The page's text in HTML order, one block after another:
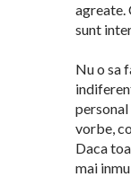
agreate.
sunt
Nu o sa
personal
vorbe,
Daca
mai